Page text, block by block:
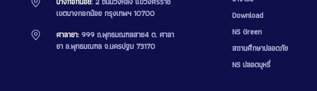
เขตบางกอกน้อย กรุงเทพฯ 10700
ศาลายา: 999 ถ.พุทธมณฑลสาย4 ต. ศาลา
ยา อ.พุทธมณฑล จ.นครปฐม 73170
Download
NS Green
สถานศึกษาปลอดภัย
NS ปลอดบุหรี่